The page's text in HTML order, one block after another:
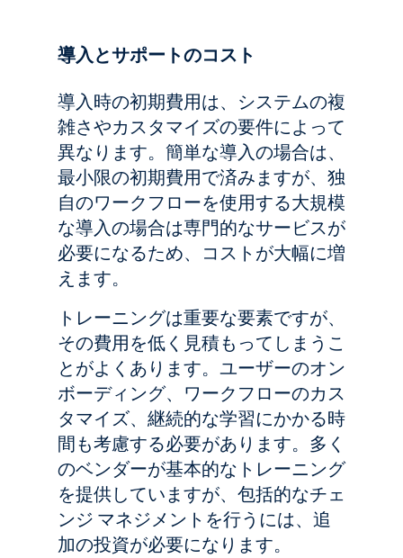
導入とサポートのコスト
導入時の初期費用は、システムの複
雑さやカスタマイズの要件によって
異なります。簡単な導入の場合は、
最小限の初期費用で済みますが、独
自のワークフローを使用する大規模
な導入の場合は専門的なサービスが
必要になるため、コストが大幅に増
えます。
トレーニングは重要な要素ですが、
その費用を低く見積もってしまうこ
とがよくあります。ユーザーのオン
ボーディング、ワークフローのカス
タマイズ、継続的な学習にかかる時
間も考慮する必要があります。多く
のベンダーが基本的なトレーニング
を提供していますが、包括的なチェ
ンジ マネジメントを行うには、追
加の投資が必要になります。